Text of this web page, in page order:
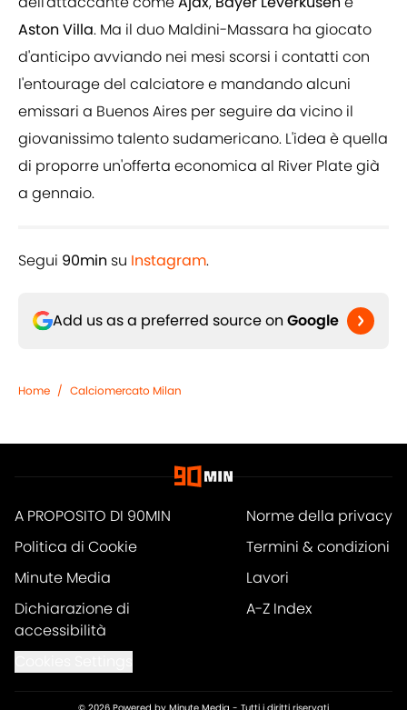
Aston Villa. Ma il duo Maldini-Massara ha giocato
d'anticipo avviando nei mesi scorsi i contatti con
l'entourage del calciatore e mandando alcuni
emissari a Buenos Aires per seguire da vicino il
giovanissimo talento sudamericano. L'idea è quella
di proporre un'offerta economica al River Plate già
a gennaio.
Segui 90min su Instagram.
Add us as a preferred source on Google
Home / Calciomercato Milan
A PROPOSITO DI 90MIN
Norme della privacy
Politica di Cookie
Termini & condizioni
Minute Media
Lavori
Dichiarazione di
accessibilità
A-Z Index